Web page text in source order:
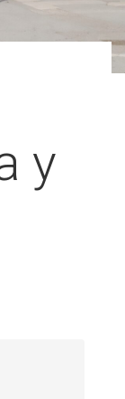
у